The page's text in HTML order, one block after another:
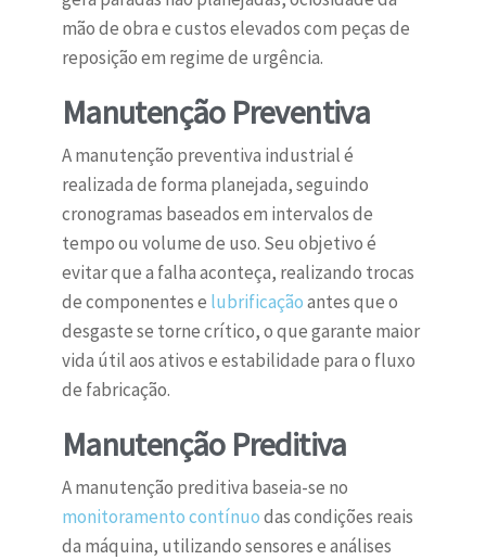
mão de obra e custos elevados com peças de
reposição em regime de urgência.
Manutenção Preventiva
A manutenção preventiva industrial é
realizada de forma planejada, seguindo
cronogramas baseados em intervalos de
tempo ou volume de uso. Seu objetivo é
evitar que a falha aconteça, realizando trocas
de componentes e lubrificaçãoantes que o
desgaste se torne crítico, o que garante maior
vida útil aos ativos e estabilidade para o fluxo
de fabricação.
Manutenção Preditiva
A manutenção preditiva baseia-se no
monitoramento contínuodas condições reais
da máquina, utilizando sensores e análises